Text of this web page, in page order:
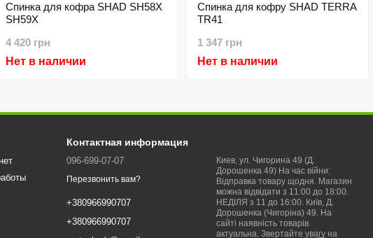
Спинка для кофра SHAD SH58X
SH59X
4 420 грн
Нет в наличии
Спинка для кофру SHAD TERRA
TR41
1 347 грн
Нет в наличии
Контактная информация
096-699-07-07
Перезвонить вам?
+380966990707
+380966990707
Киев, ул. Чигорина 49 (Д.
Дорошенка 49) На час війни:
Відправка товару щодня. Магазин
можна відвідати з 11:00 до 18:00.
НЕДІЛЯ з 11 до 16:00. Київ, Д.
Дорошенка (Чигоріна) 49. На
сайті наявність товарів
актуальна. Звертайте увагу на